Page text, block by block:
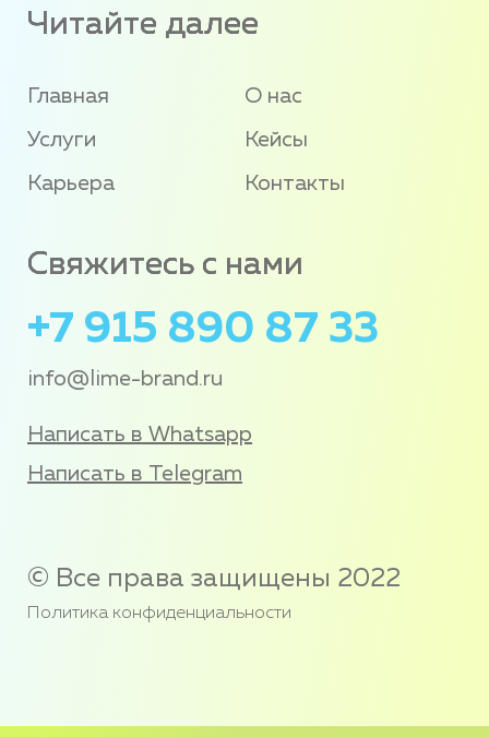
Читайте далее
Главная
О нас
Услуги
Кейсы
Карьера
Контакты
Свяжитесь с нами
+7 915 890 87 33
info@lime-brand.ru
Написать в Whatsapp
Написать в Telegram
© Все права защищены 2022
Политика конфиденциальности